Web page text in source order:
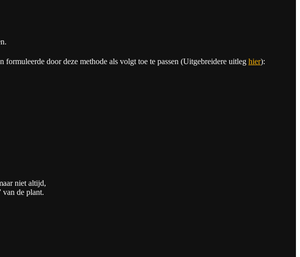
door deze methode als volgt toe te passen (Uitgebreidere uitleg hier):
niet altijd,
van de plant.